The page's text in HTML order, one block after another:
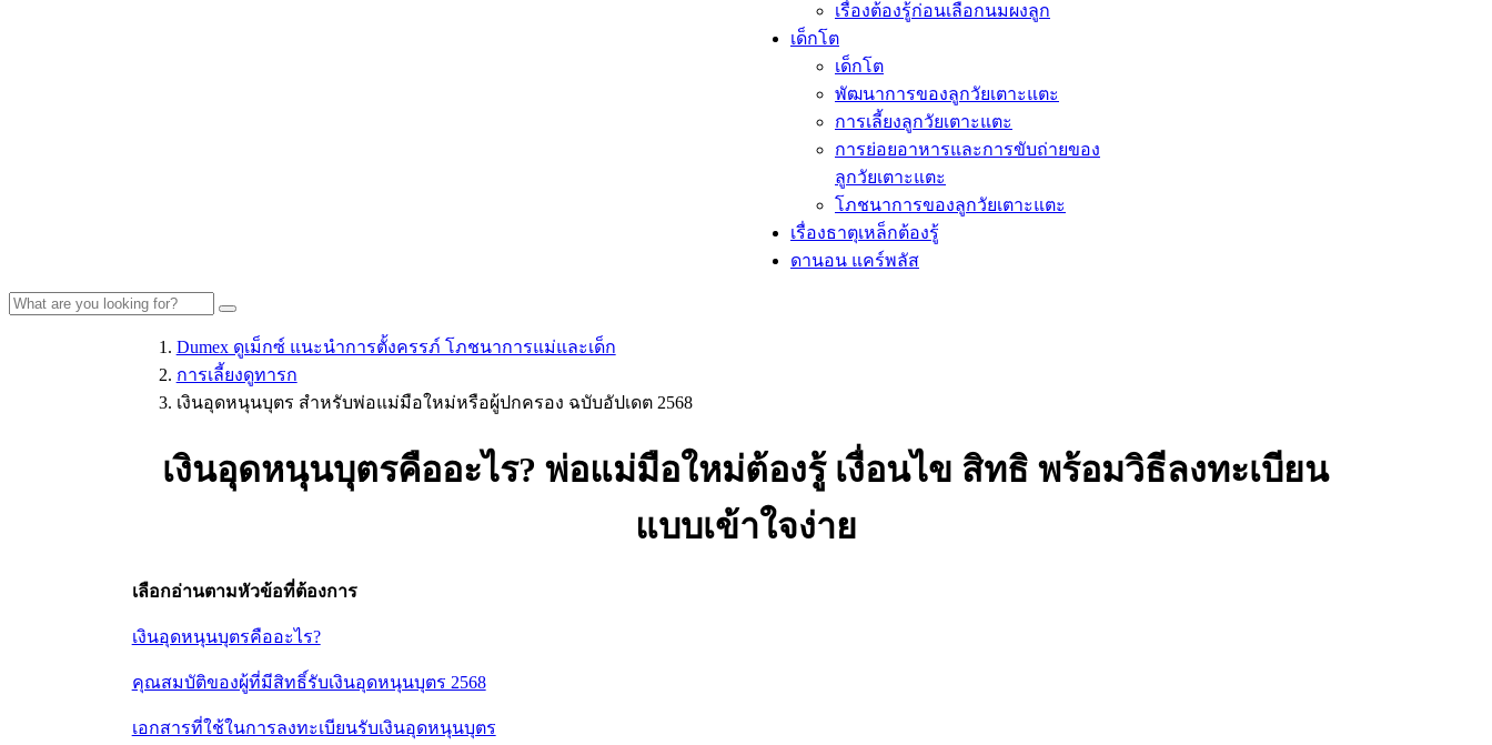
เรื่องต้องรู้ก่อนเลือกนมผงลูก​
เด็กโต​
เด็กโต​
พัฒนาการของลูกวัยเตาะแตะ
การเลี้ยงลูกวัยเตาะแตะ
การย่อยอาหารและการขับถ่ายของ
ลูกวัยเตาะแตะ
โภชนาการของลูกวัยเตาะแตะ
เรื่องธาตุเหล็กต้องรู้​
ดานอน แคร์พลัส
Dumex ดูเม็กซ์ แนะนำการตั้งครรภ์ โภชนาการแม่และเด็ก
การเลี้ยงดูทารก
เงินอุดหนุนบุตร สำหรับพ่อแม่มือใหม่หรือผู้ปกครอง ฉบับอัปเดต 2568
เงินอุดหนุนบุตรคืออะไร? พ่อแม่มือใหม่ต้องรู้ เงื่อนไข สิทธิ พร้อมวิธีลงทะเบียน
แบบเข้าใจง่าย
เลือกอ่านตามหัวข้อที่ต้องการ
เงินอุดหนุนบุตรคืออะไร?
คุณสมบัติของผู้ที่มีสิทธิ์รับเงินอุดหนุนบุตร 2568
เอกสารที่ใช้ในการลงทะเบียนรับเงินอุดหนุนบุตร